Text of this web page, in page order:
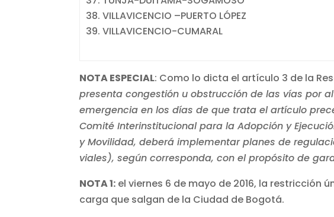
VILLAVICENCIO –PUERTO LÓPEZ
VILLAVICENCIO-CUMARAL
NOTA ESPECIAL: Como lo dicta el artículo 3 de la
presenta congestión u obstrucción de las vías por
emergencia en los días de que trata el artículo
Comité Interinstitucional para la Adopción y
y Movilidad, deberá implementar planes de
viales), según corresponda, con el propósito de
NOTA 1: el viernes 6 de mayo de 2016, la restricción
carga que salgan de la Ciudad de Bogotá.